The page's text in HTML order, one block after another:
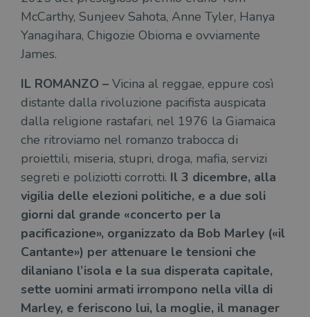
McCarthy, Sunjeev Sahota, Anne Tyler, Hanya
Yanagihara, Chigozie Obioma e ovviamente
James.
IL ROMANZO – Vicina al reggae, eppure così
distante dalla rivoluzione pacifista auspicata
dalla religione rastafari, nel 1976 la Giamaica
che ritroviamo nel romanzo trabocca di
proiettili, miseria, stupri, droga, mafia, servizi
segreti e poliziotti corrotti. Il 3 dicembre, alla
vigilia delle elezioni politiche, e a due soli
giorni dal grande «concerto per la
pacificazione», organizzato da Bob Marley («il
Cantante») per attenuare le tensioni che
dilaniano l’isola e la sua disperata capitale,
sette uomini armati irrompono nella villa di
Marley, e feriscono lui, la moglie, il manager